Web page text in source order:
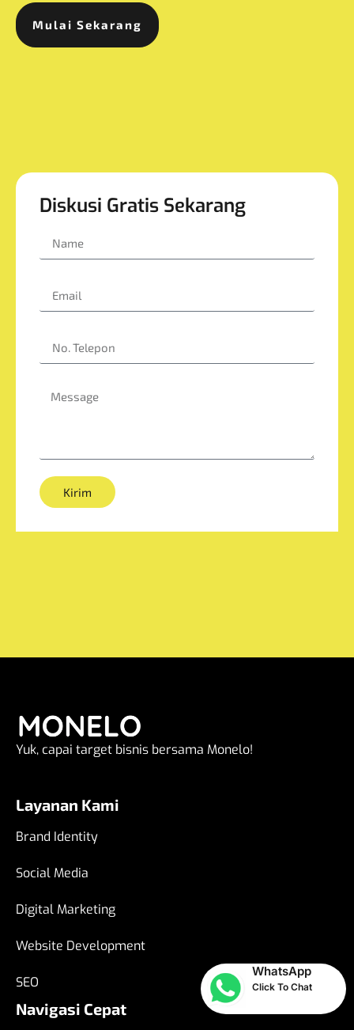
WhatsApp
Click To Chat
Mulai Sekarang
Diskusi Gratis Sekarang
Kirim
Yuk, capai target bisnis bersama Monelo!
Layanan Kami
Brand Identity
Social Media
Digital Marketing
Website Development
SEO
Navigasi Cepat